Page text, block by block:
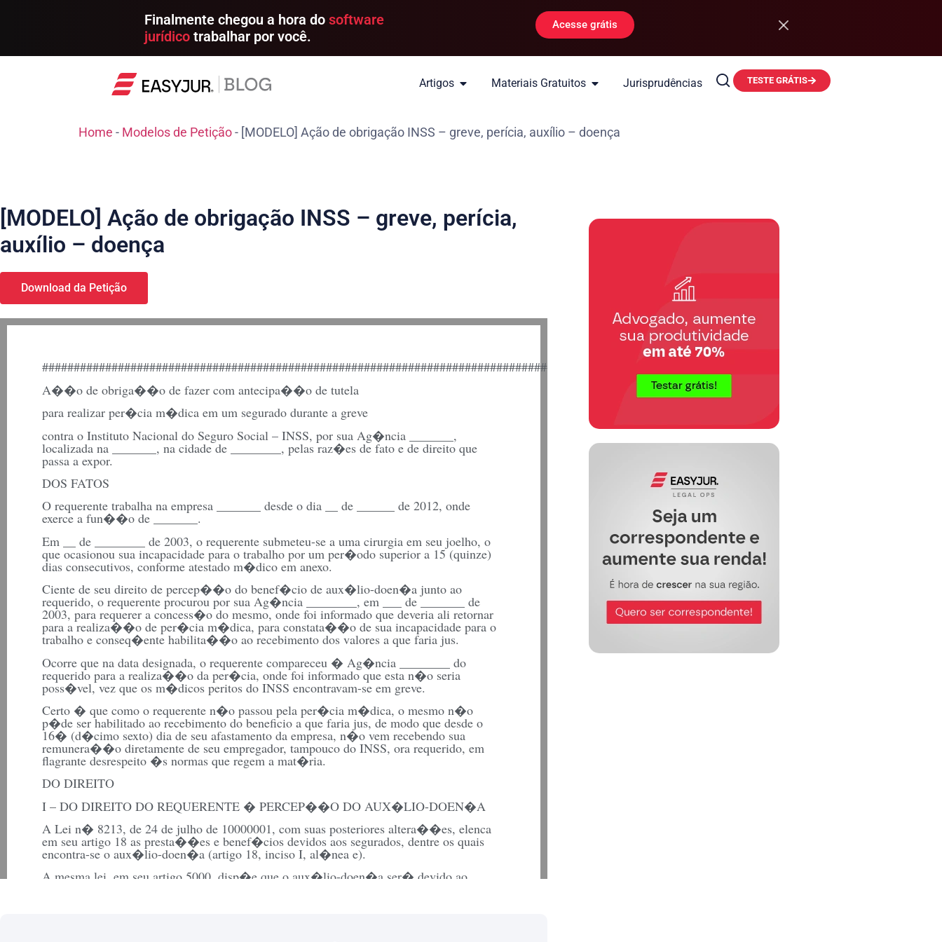
Finalmente chegou a hora dosoftware
jurídico trabalhar por você.
Acesse grátis
Artigos Materiais Gratuitos Jurisprudências TESTE GRÁTIS
Home - Modelos de Petição- [MODELO] Ação de obrigação INSS – greve, perícia, auxílio – doença
[MODELO] Ação de obrigação INSS – greve, perícia,
auxílio – doença
Download da Petição
A��o de obriga��o de fazer com antecipa��o de tutela
para realizar per�cia m�dica em um segurado durante a greve
contra o Instituto Nacional do Seguro Social – INSS, por sua Ag�ncia _______,
localizada na _______, na cidade de ________, pelas raz�es de fato e de direito que
passa a expor.
DOS FATOS
O requerente trabalha na empresa _______ desde o dia __ de ______ de 2012, onde
exerce a fun��o de _______.
Em __ de ________ de 2003, o requerente submeteu-se a uma cirurgia em seu joelho, o
que ocasionou sua incapacidade para o trabalho por um per�odo superior a 15 (quinze)
dias consecutivos, conforme atestado m�dico em anexo.
Ciente de seu direito de percep��o do benef�cio de aux�lio-doen�a junto ao
requerido, o requerente procurou por sua Ag�ncia ________, em ___ de _______ de
2003, para requerer a concess�o do mesmo, onde foi informado que deveria ali retornar
para a realiza��o de per�cia m�dica, para constata��o de sua incapacidade para o
trabalho e conseq�ente habilita��o ao recebimento dos valores a que faria jus.
Ocorre que na data designada, o requerente compareceu � Ag�ncia ________ do
requerido para a realiza��o da per�cia, onde foi informado que esta n�o seria
poss�vel, vez que os m�dicos peritos do INSS encontravam-se em greve.
Certo � que como o requerente n�o passou pela per�cia m�dica, o mesmo n�o
p�de ser habilitado ao recebimento do beneficio a que faria jus, de modo que desde o
16� (d�cimo sexto) dia de seu afastamento da empresa, n�o vem recebendo sua
remunera��o diretamente de seu empregador, tampouco do INSS, ora requerido, em
flagrante desrespeito �s normas que regem a mat�ria.
DO DIREITO
I – DO DIREITO DO REQUERENTE � PERCEP��O DO AUX�LIO-DOEN�A
A Lei n� 8213, de 24 de julho de 10000001, com suas posteriores altera��es, elenca
em seu artigo 18 as presta��es e benef�cios devidos aos segurados, dentre os quais
encontra-se o aux�lio-doen�a (artigo 18, inciso I, al�nea e).
A mesma lei, em seu artigo 5000, disp�e que o aux�lio-doen�a ser� devido ao